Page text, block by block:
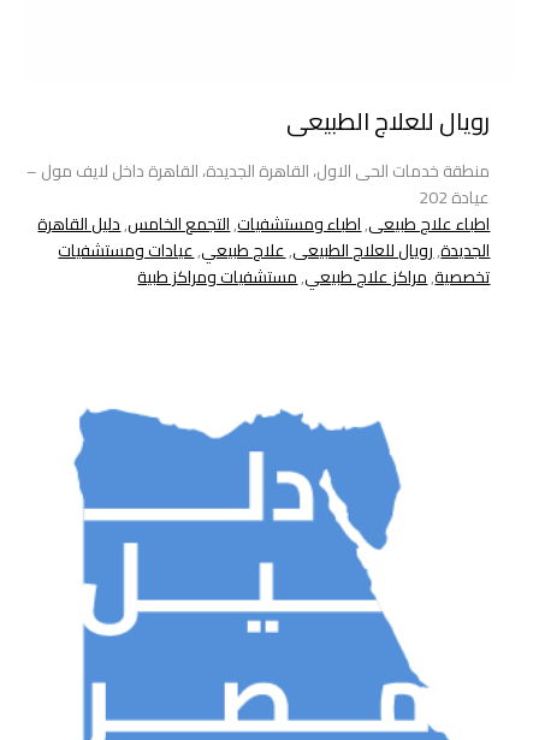
رويال للعلاج الطبيعى
منطقة خدمات الحى الاول، القاهرة الجديدة، القاهرة داخل لايف مول –
عيادة 202
اطباء علاج طبيعى,اطباء ومستشفيات,التجمع الخامس,دليل القاهرة
الجديدة,رويال للعلاج الطبيعى,علاج طبيعي,عيادات ومستشفيات
تخصصية,مراكز علاج طبيعي,مستشفيات ومراكز طبية